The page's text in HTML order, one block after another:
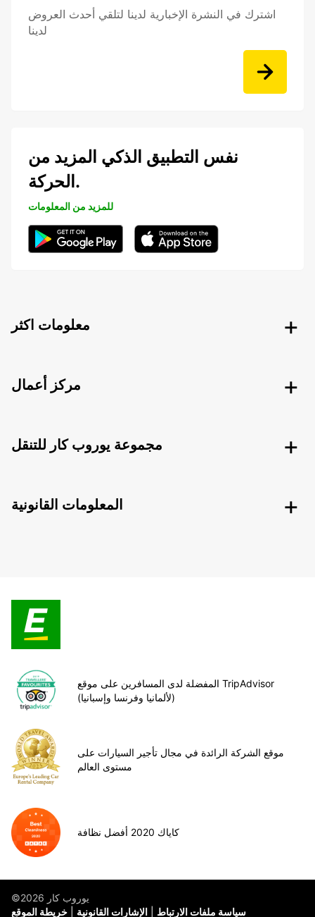
اشترك في النشرة الإخبارية لدينا لتلقي أحدث العروض
لدينا
نفس التطبيق الذكي المزيد من
الحركة.
للمزيد من المعلومات
معلومات اكثر
مركز أعمال
مجموعة يوروب كار للتنقل
المعلومات القانونية
المفضلة لدى المسافرين على موقع TripAdvisor
(لألمانيا وفرنسا وإسبانيا)
موقع الشركة الرائدة في مجال تأجير السيارات على
مستوى العالم
كاياك 2020 أفضل نظافة
©يوروب كار 2026
خريطة الموقع
الإشارات القانونية سياسة ملفات الارتباط